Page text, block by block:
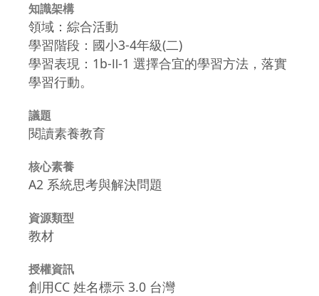
知識架構
領域：綜合活動
學習階段：國小3-4年級(二)
學習表現：1b-Ⅱ-1 選擇合宜的學習方法，落實
學習行動。
議題
閱讀素養教育
核心素養
A2 系統思考與解決問題
資源類型
教材
授權資訊
創用CC 姓名標示 3.0 台灣